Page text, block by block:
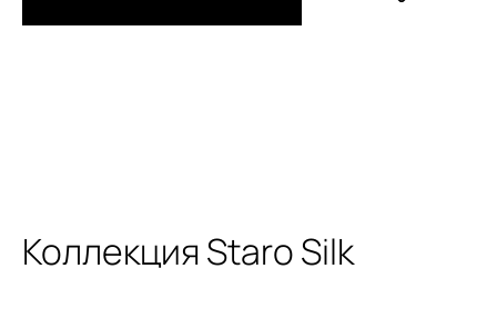
Коллекция Staro Silk